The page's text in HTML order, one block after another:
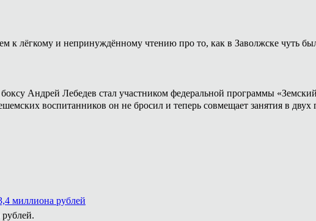
к лёгкому и непринуждённому чтению про то, как в Заволжске чуть
Андрей Лебедев стал участником федеральной программы
воспитанников он не бросил и теперь совмещает занятия в
миллиона рублей